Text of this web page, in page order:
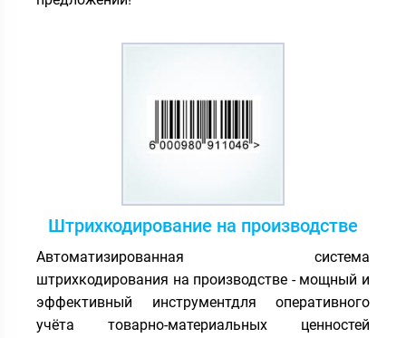
Штрихкодирование на производстве
Автоматизированная система
штрихкодирования на производстве - мощный и
эффективный инструментдля оперативного
учёта товарно-материальных ценностей